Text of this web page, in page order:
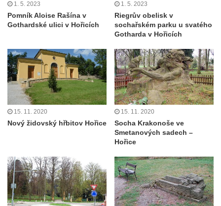
Socha Tygr v ZOO Leipzig
Socha Atlet v ZOO Leipzig
Busta Karla Maxe Schneidera v ZOO
Leipzig
Socha Iásón v ZOO Leipzig
Socha Mladý slon v ZOO Leipzig
Socha Býk v ZOO Dresden
Socha Uprchlý otrok bojuje s divokým psem
Socha slona v ZOO Dresden
Socha Faun s medvíďaty v ZOO Dresden
Socha divokého prasete před vstupem do
1. 5. 2023
Pomník Aloise Rašína v
Gothardské ulici v Hořicích
1. 5. 2023
Riegrův obelisk v
sochařském parku u svatého
Gotharda v Hořicích
15. 11. 2020
Nový židovský hřbitov Hořice
15. 11. 2020
Socha Krakonoše ve
Smetanových sadech –
Hořice